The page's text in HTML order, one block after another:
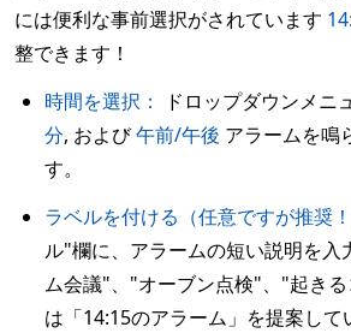
には便利な事前選択がされています
整できます！
時間を選択：
ドロップダウンメニ
分, および午前/午後 アラームを鳴
す。
ラベルを付ける（任意ですが推奨！
ル"欄に、アラームの短い説明を入
ム会議"、"オーブン点検"、"起き
は「14:15のアラーム」を提案して